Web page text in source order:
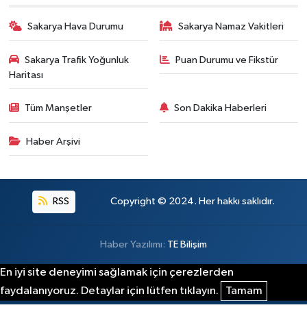
Sakarya Hava Durumu Sakarya Namaz Vakitleri
Sakarya Trafik Yoğunluk
Haritası
Puan Durumu ve Fikstür
Tüm Manşetler Son Dakika Haberleri
Haber Arşivi
RSS Copyright © 2024. Her hakkı saklıdır.
Haber Yazılımı: TE Bilişim
En iyi site deneyimi sağlamak için çerezlerden
faydalanıyoruz. Detaylar için lütfen tıklayın.
Tamam